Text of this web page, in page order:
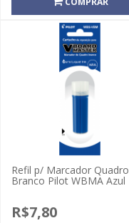
Refil p/ Marcador Quadro
Branco Pilot WBMA Azul
R$7,80